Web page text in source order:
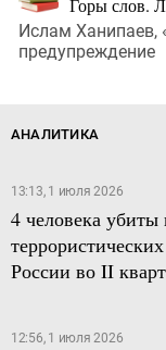
Горы слов.
Ислам Ханипаев,
предупреждение
АНАЛИТИКА
13:13, 1 июля 2026
4 человека
России во II
12:56, 1 июля 2026